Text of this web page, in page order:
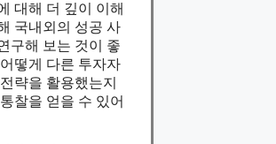
대해 더 깊이 이해
국내외의 성공 사
구해 보는 것이 좋
떻게 다른 투자자
략을 활용했는지
찰을 얻을 수 있어